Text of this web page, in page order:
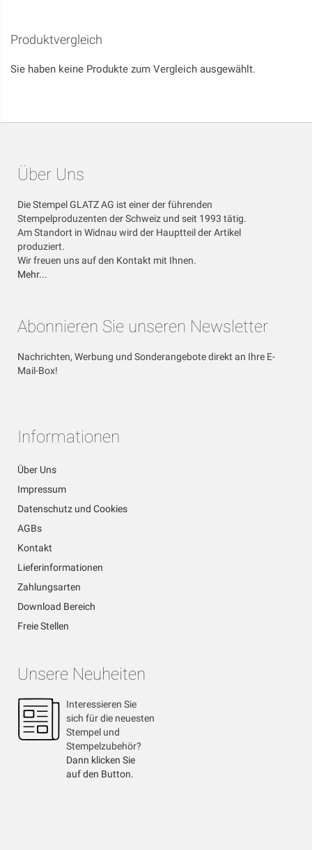
Produktvergleich
Sie haben keine Produkte zum Vergleich ausgewählt.
Über Uns
Die Stempel GLATZ AG ist einer der führenden
Stempelproduzenten der Schweiz und seit 1993 tätig.
Am Standort in Widnau wird der Hauptteil der Artikel
produziert.
Wir freuen uns auf den Kontakt mit Ihnen.
Mehr...
Abonnieren Sie unseren Newsletter
Nachrichten, Werbung und Sonderangebote direkt an Ihre E-
Mail-Box!
Informationen
Über Uns
Impressum
Datenschutz und Cookies
AGBs
Kontakt
Lieferinformationen
Zahlungsarten
Download Bereich
Freie Stellen
Unsere Neuheiten
Interessieren Sie
sich für die neuesten
Stempel und
Stempelzubehör?
Dann klicken Sie
auf den Button.